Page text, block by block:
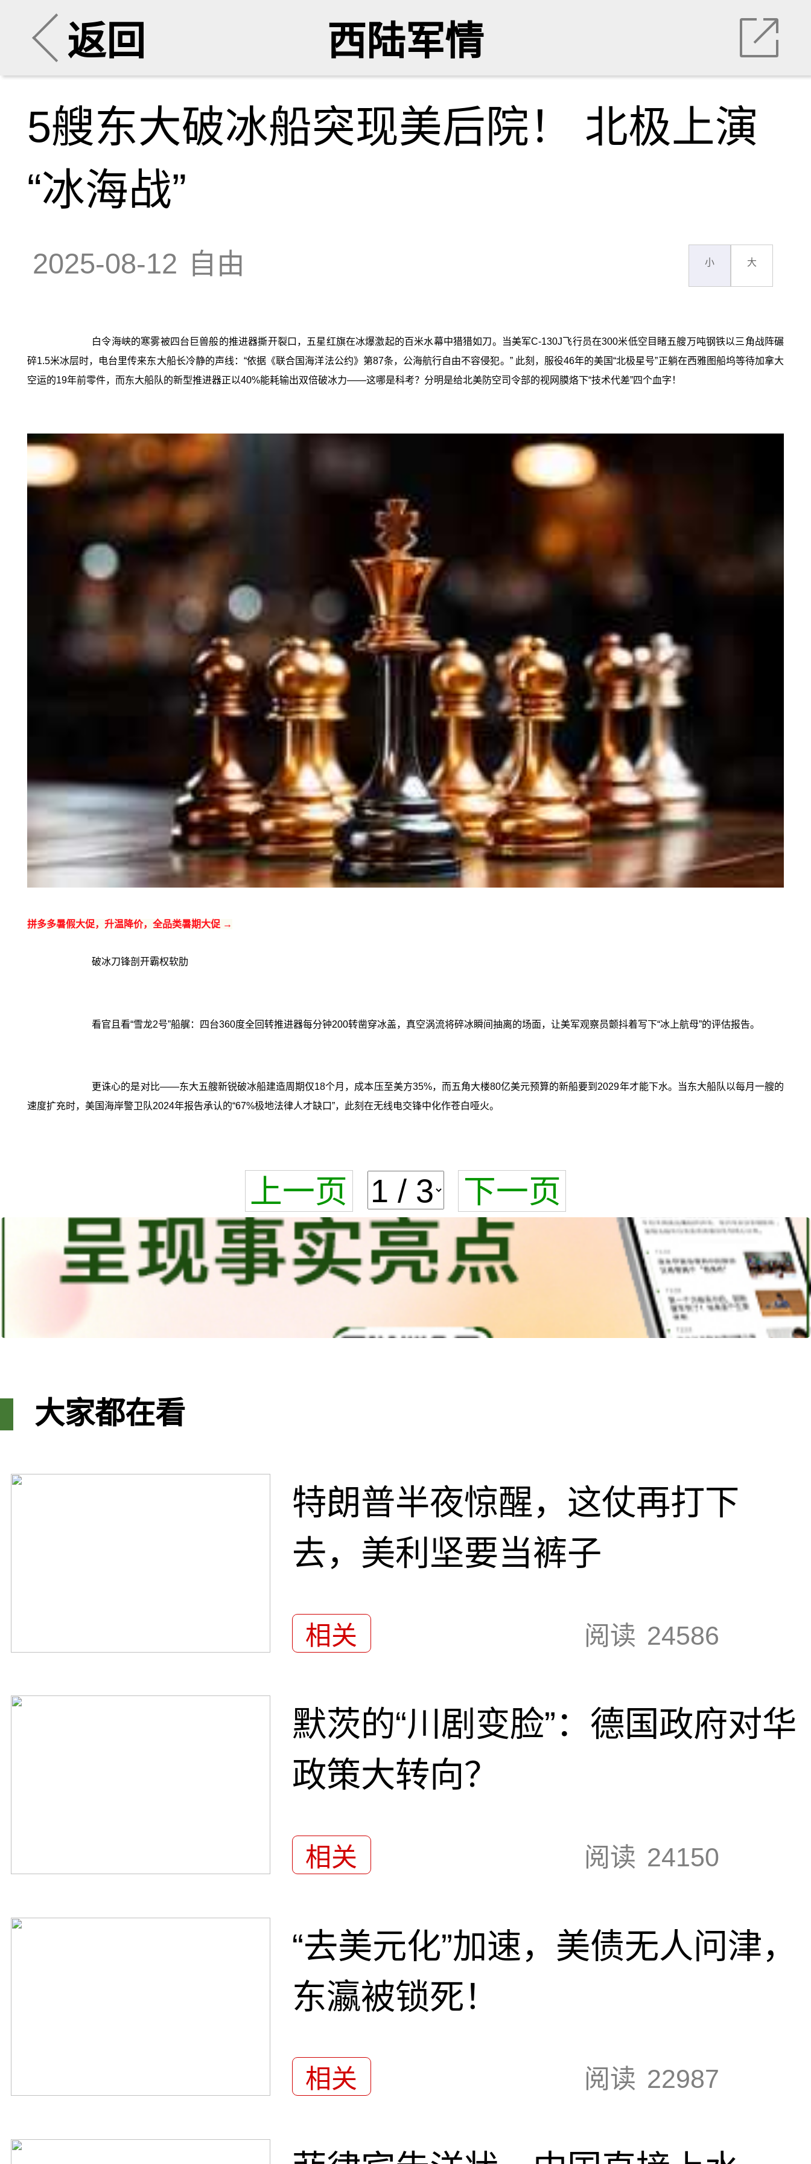
返回 西陆军情
5艘东大破冰船突现美后院！ 北极上演
“冰海战”
2025-08-12 自由 小 大
白令海峡的寒雾被四台巨兽般的推进器撕开裂口，五星红旗在冰爆激起的百米水幕中猎猎如刀。当美军C-130J飞行员在300米低空目睹五艘万吨钢铁以三角战阵碾
碎1.5米冰层时，电台里传来东大船长冷静的声线：“依据《联合国海洋法公约》第87条，公海航行自由不容侵犯。” 此刻，服役46年的美国“北极星号”正躺在西雅图船坞等待加拿大
空运的19年前零件，而东大船队的新型推进器正以40%能耗输出双倍破冰力——这哪是科考？分明是给北美防空司令部的视网膜烙下“技术代差”四个血字！
拼多多暑假大促，升温降价，全品类暑期大促 →
破冰刀锋剖开霸权软肋
看官且看“雪龙2号”船艉：四台360度全回转推进器每分钟200转凿穿冰盖，真空涡流将碎冰瞬间抽离的场面，让美军观察员颤抖着写下“冰上航母”的评估报告。
更诛心的是对比——东大五艘新锐破冰船建造周期仅18个月，成本压至美方35%，而五角大楼80亿美元预算的新船要到2029年才能下水。当东大船队以每月一艘的
速度扩充时，美国海岸警卫队2024年报告承认的“67%极地法律人才缺口”，此刻在无线电交锋中化作苍白哑火。
上一页 下一页
大家都在看
特朗普半夜惊醒，这仗再打下
去，美利坚要当裤子
相关 阅读 24586
默茨的“川剧变脸”：德国政府对华
政策大转向？
相关 阅读 24150
“去美元化”加速，美债无人问津，
东瀛被锁死！
相关 阅读 22987